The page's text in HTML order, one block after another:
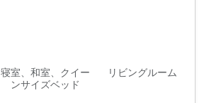
寝室、和室、クイー
ンサイズベッド
リビングルーム